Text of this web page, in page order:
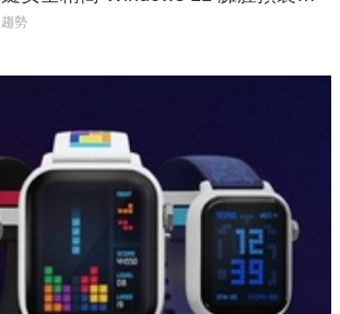
體與後台追蹤
趨勢